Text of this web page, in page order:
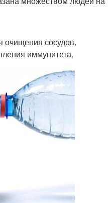
очищения сосудов,
иммунитета.